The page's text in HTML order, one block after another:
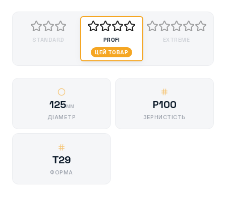
STANDARD PROFI
ЦЕЙ ТОВАР
EXTREME
125мм
ДІАМЕТР
P100
ЗЕРНИСТІСТЬ
Т29
ФОРМА